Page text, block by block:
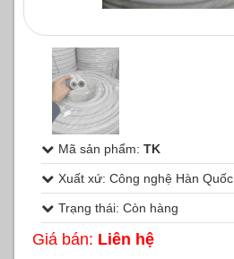
Mã sản phẩm: TK
Xuất xứ: Công nghệ Hàn Quốc
Trạng thái: Còn hàng
Giá bán: Liên hệ